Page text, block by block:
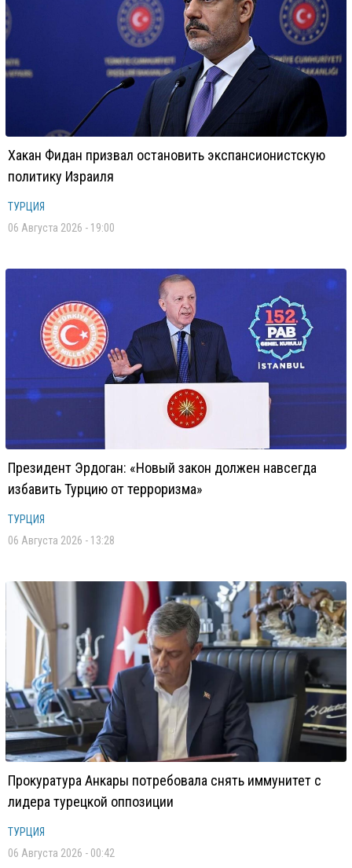
Хакан Фидан призвал остановить экспансионистскую
политику Израиля
ТУРЦИЯ
06 Августа 2026 - 19:00
Президент Эрдоган: «Новый закон должен навсегда
избавить Турцию от терроризма»
ТУРЦИЯ
06 Августа 2026 - 13:28
Прокуратура Анкары потребовала снять иммунитет с
лидера турецкой оппозиции
ТУРЦИЯ
06 Августа 2026 - 00:42